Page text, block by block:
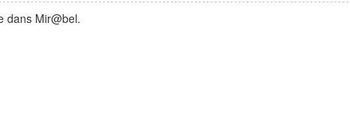
dans Mir@bel.